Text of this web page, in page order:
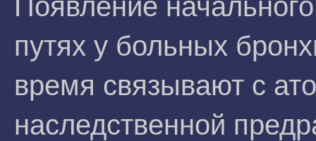
Появление
путях у больных
время связывают с
наследственной